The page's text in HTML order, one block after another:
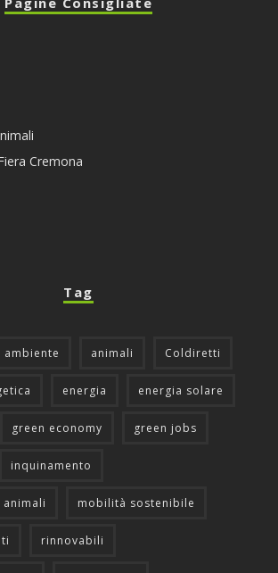
Cremona
Tag
ambiente animali Coldiretti
energia energia solare
green economy green jobs
inquinamento
mobilità sostenibile
rinnovabili